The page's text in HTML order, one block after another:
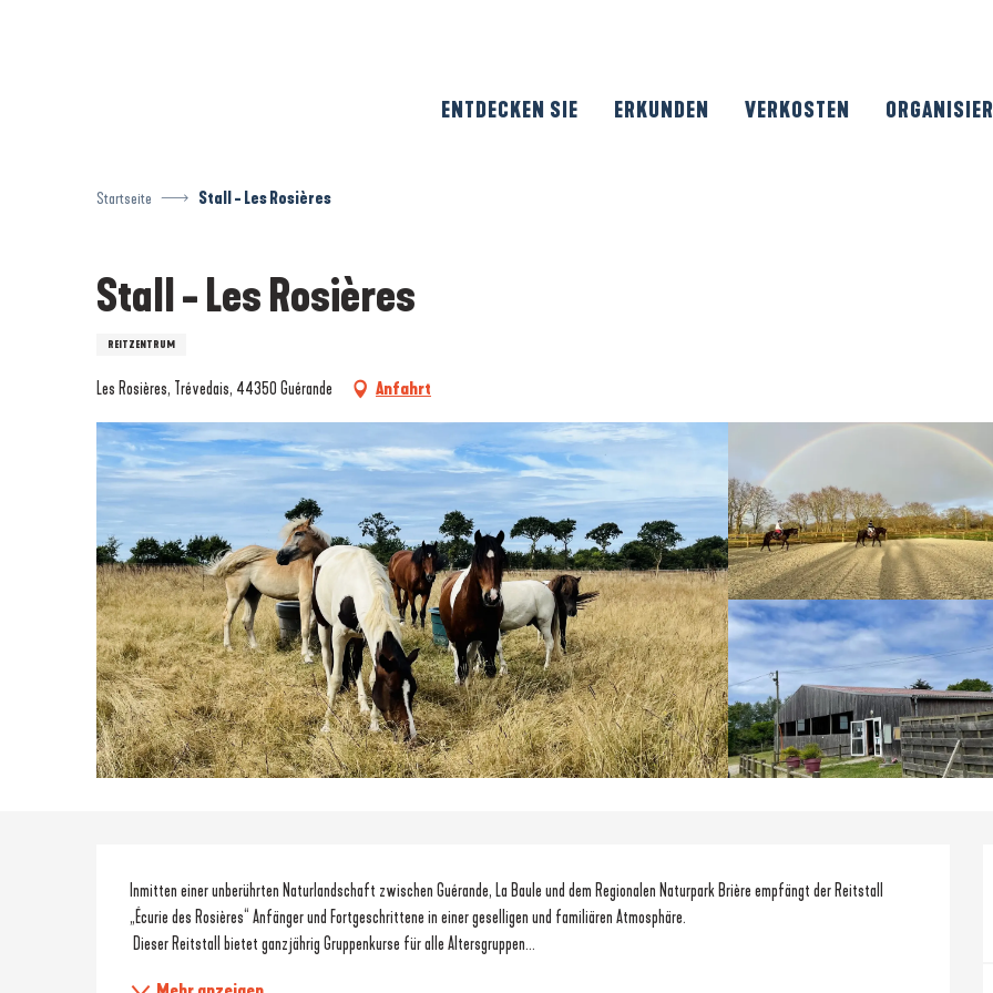
ENTDECKEN SIE ERKUNDEN VERKOSTEN
Startseite Stall - Les Rosières
Stall - Les Rosières
REITZENTRUM
Les Rosières, Trévedais, 44350 Guérande Anfahrt
Beschreibung
Inmitten einer unberührten Naturlandschaft zwischen Guérande, La Baule und dem Regionalen Naturpark Brière empfängt der Reitstall
„Écurie des Rosières“ Anfänger und Fortgeschrittene in einer geselligen und familiären Atmosphäre.
Dieser Reitstall bietet ganzjährig Gruppenkurse für alle Altersgruppen...